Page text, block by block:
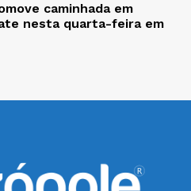
caminhada em
nesta quarta-feira em